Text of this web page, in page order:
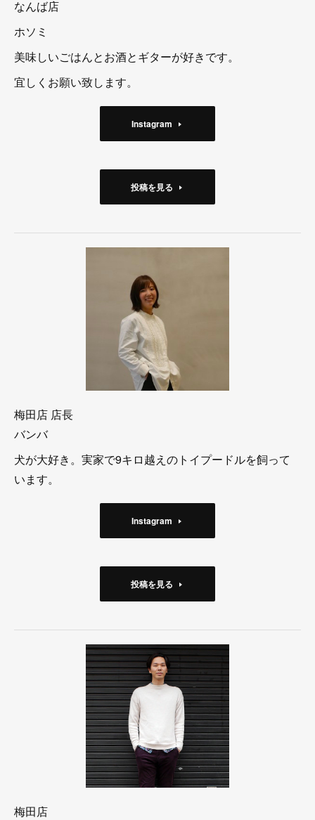
なんば店
ホソミ
美味しいごはんとお酒とギターが好きです。
宜しくお願い致します。
Instagram
投稿を見る
梅田店 店長
バンバ
犬が大好き。実家で9キロ越えのトイプードルを飼って
います。
Instagram
投稿を見る
梅田店